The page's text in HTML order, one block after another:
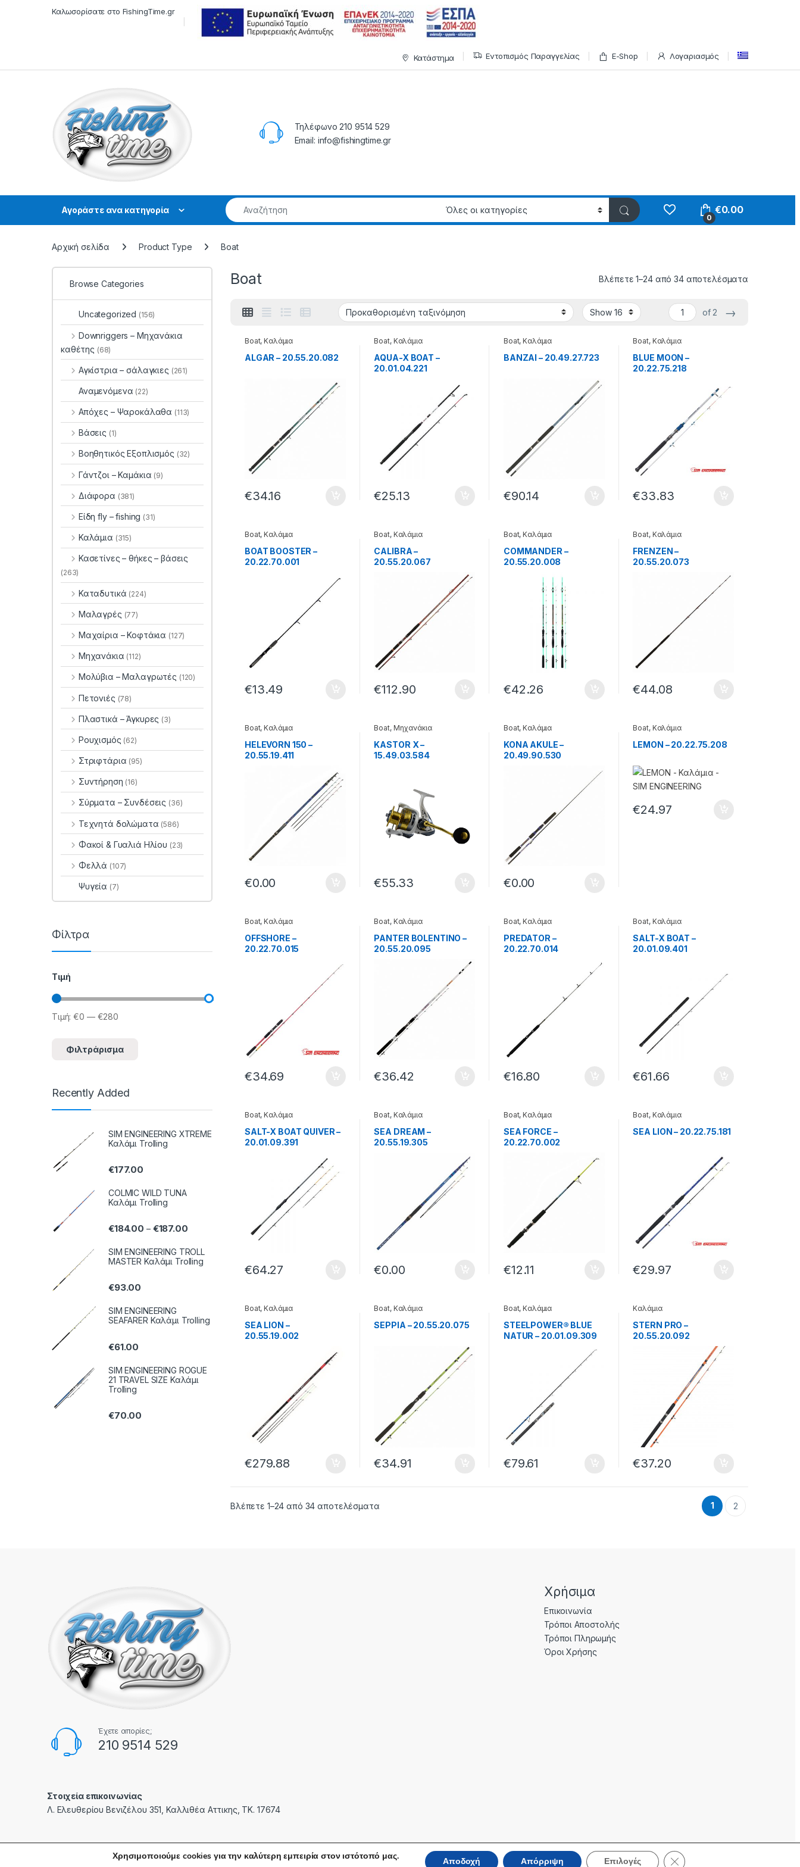
Καλωσορίσατε στο FishingTime.gr
Κατάστημα Εντοπισμός Παραγγελίας E-Shop Λογαριασμός
Τηλέφωνο 210 9514 529
Email: info@fishingtime.gr
Αγοράστε ανα κατηγορία
0
€0.00
Αρχική σελίδα Product Type Boat
Boat Βλέπετε 1–24 από 34 αποτελέσματα
of 2 →
Boat,Καλάμια
ALGAR – 20.55.20.082
€34.16
Boat, Καλάμια
AQUA-X BOAT –
20.01.04.221
€25.13
Boat,Καλάμια
BANZAI – 20.49.27.723
€90.14
Boat, Καλάμια
BLUE MOON –
20.22.75.218
€33.83
Boat,Καλάμια
BOAT BOOSTER –
20.22.70.001
€13.49
Boat, Καλάμια
CALIBRA –
20.55.20.067
€112.90
Boat,Καλάμια
COMMANDER –
20.55.20.008
€42.26
Boat, Καλάμια
FRENZEN –
20.55.20.073
€44.08
Boat,Καλάμια
HELEVORN 150 –
20.55.19.411
€0.00
Boat, Μηχανάκια
KASTOR X –
15.49.03.584
€55.33
Boat,Καλάμια
KONA AKULE –
20.49.90.530
€0.00
Boat, Καλάμια
LEMON – 20.22.75.208
€24.97
Boat,Καλάμια
OFFSHORE –
20.22.70.015
€34.69
Boat, Καλάμια
PANTER BOLENTINO –
20.55.20.095
€36.42
Boat,Καλάμια
PREDATOR –
20.22.70.014
€16.80
Boat, Καλάμια
SALT-X BOAT –
20.01.09.401
€61.66
Boat,Καλάμια
SALT-X BOAT QUIVER –
20.01.09.391
€64.27
Boat, Καλάμια
SEA DREAM –
20.55.19.305
€0.00
Boat,Καλάμια
SEA FORCE –
20.22.70.002
€12.11
Boat, Καλάμια
SEA LION – 20.22.75.181
€29.97
Boat,Καλάμια
SEA LION –
20.55.19.002
€279.88
Boat, Καλάμια
SEPPIA – 20.55.20.075
€34.91
Boat,Καλάμια
STEELPOWER® BLUE
NATUR – 20.01.09.309
€79.61
Καλάμια
STERN PRO –
20.55.20.092
€37.20
Βλέπετε 1–24 από 34 αποτελέσματα 1 2
Browse Categories
Uncategorized (156)
Downriggers – Μηχανάκια
καθέτης (68)
Αγκίστρια – σάλαγκιες (261)
Αναμενόμενα (22)
Απόχες – Ψαροκάλαθα (113)
Βάσεις (1)
Βοηθητικός Εξοπλισμός (32)
Γάντζοι – Καμάκια (9)
Διάφορα (381)
Είδη fly – fishing (31)
Καλάμια (315)
Κασετίνες – θήκες – βάσεις
(263)
Καταδυτικά (224)
Μαλαγρές (77)
Μαχαίρια – Κοφτάκια (127)
Μηχανάκια (112)
Μολύβια – Μαλαγρωτές (120)
Πετονιές (78)
Πλαστικά – Άγκυρες (3)
Ρουχισμός (62)
Στριφτάρια (95)
Συντήρηση (16)
Σύρματα – Συνδέσεις (36)
Τεχνητά δολώματα (586)
Φακοί & Γυαλιά Ηλίου (23)
Φελλά (107)
Ψυγεία (7)
Φίλτρα
Τιμή
Ελάχιστη τιμή
Μέγιστη τιμή
Φιλτράρισμα
Τιμή:€0 — €280
Recently Added
SIM ENGINEERING XTREME
Καλάμι Trolling
€177.00
COLMIC WILD TUNA
Καλάμι Trolling
€184.00 – €187.00
SIM ENGINEERING TROLL
MASTER Καλάμι Trolling
€93.00
SIM ENGINEERING
SEAFARER Καλάμι Trolling
€61.00
SIM ENGINEERING ROGUE
21 TRAVEL SIZE Καλάμι
Trolling
€70.00
Έχετε απορίες;
210 9514 529
Στοιχεία επικοινωνίας
Λ. Ελευθερίου Βενιζέλου 351, Καλλιθέα Αττικης, ΤΚ. 17674
Χρήσιμα
Επικοινωνία
Τρόποι Αποστολής
Τρόποι Πληρωμής
Όροι Χρήσης
Χρησιμοποιούμε cookies για την καλύτερη εμπειρία στον ιστότοπό μας. Αποδοχή Απόρριψη Επιλογές Κλείσιμο του Cookie banner για